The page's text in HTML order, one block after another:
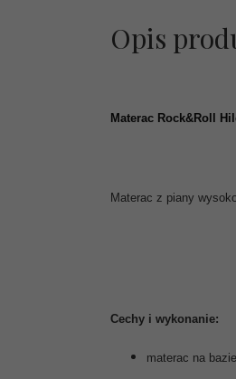
Opis
Materac Rock&Roll
Materac z piany
Cechy i wykonanie:
materac na bazie